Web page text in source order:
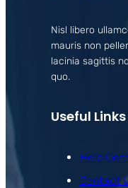
Nisl libero
mauris non
lacinia sagittis
quo.
Useful Links
Help
Contact